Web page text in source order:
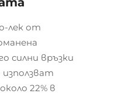
лек от
силни връзки
22% в